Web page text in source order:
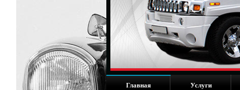
Главная Услуги